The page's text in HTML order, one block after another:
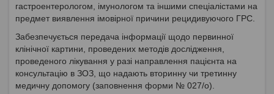
гастроентерологом, імунологом та іншими спеціалістами на
предмет виявлення імовірної причини рецидивуючого ГРС.
Забезпечується передача інформації щодо первинної
клінічної картини, проведених методів дослідження,
проведеного лікування у разі направлення пацієнта на
консультацію в ЗОЗ, що надають вторинну чи третинну
медичну допомогу (заповнення форми № 027/о).